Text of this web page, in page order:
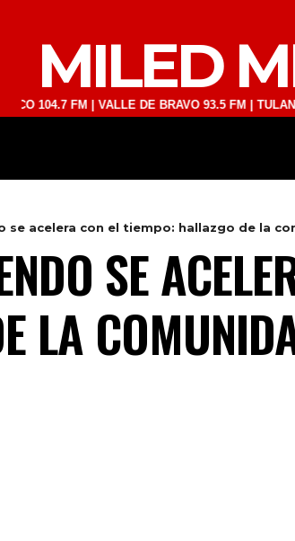
MILED
FM | VALLE DE BRAVO 93.5 FM |
se acelera con el tiempo: hallazgo de la
SE
LA